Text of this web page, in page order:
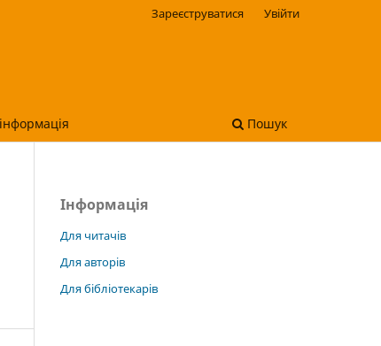
Пошук
Зареєструватися Увійти
Інформація
Для читачів
Для авторів
Для бібліотекарів